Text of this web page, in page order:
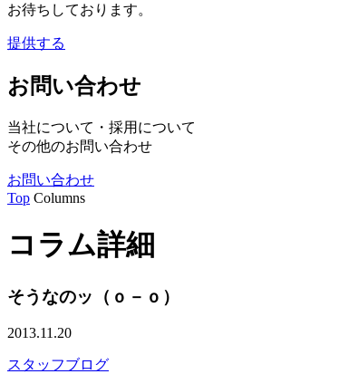
お待ちしております。
提供する
お問い合わせ
当社について・採用について
その他のお問い合わせ
お問い合わせ
Top Columns
コラム詳細
そうなのッ（ｏ－ｏ）
2013.11.20
スタッフブログ